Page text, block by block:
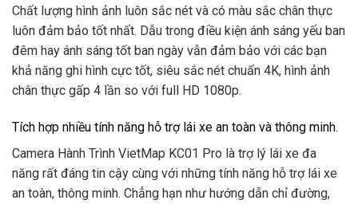
Chất lượng hình ảnh luôn sắc nét và có màu sắc chân thực
luôn đảm bảo tốt nhất. Dẫu trong điều kiện ánh sáng yếu ban
đêm hay ánh sáng tốt ban ngày vẫn đảm bảo với các bạn
khả năng ghi hình cực tốt, siêu sắc nét chuẩn 4K, hình ảnh
chân thực gấp 4 lần so với full HD 1080p.
Tích hợp nhiều tính năng hỗ trợ lái xe an toàn và thông minh.
Camera Hành Trình VietMap KC01 Pro là trợ lý lái xe đa
năng rất đáng tin cậy cùng với những tính năng hỗ trợ lái xe
an toàn, thông minh. Chẳng hạn như hướng dẫn chỉ đường,